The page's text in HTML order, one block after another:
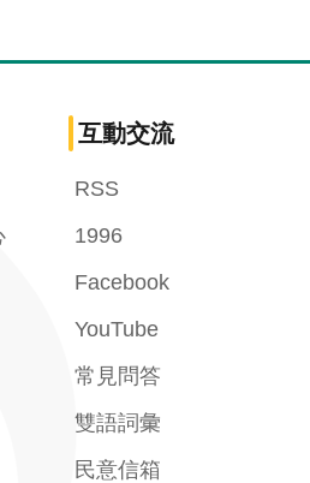
互動交流
RSS
1996
Facebook
YouTube
常見問答
雙語詞彙
民意信箱